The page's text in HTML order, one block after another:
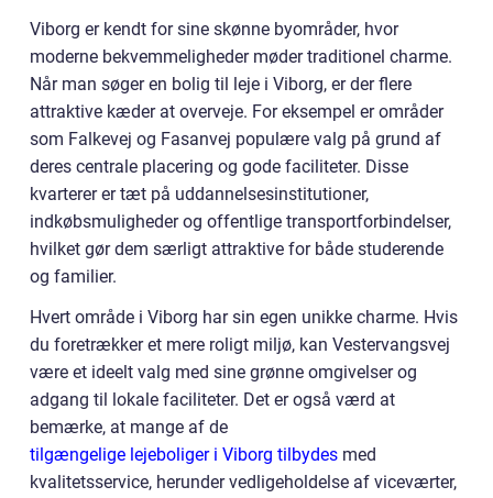
Viborg er kendt for sine skønne byområder, hvor
moderne bekvemmeligheder møder traditionel charme.
Når man søger en bolig til leje i Viborg, er der flere
attraktive kæder at overveje. For eksempel er områder
som Falkevej og Fasanvej populære valg på grund af
deres centrale placering og gode faciliteter. Disse
kvarterer er tæt på uddannelsesinstitutioner,
indkøbsmuligheder og offentlige transportforbindelser,
hvilket gør dem særligt attraktive for både studerende
og familier.
Hvert område i Viborg har sin egen unikke charme. Hvis
du foretrækker et mere roligt miljø, kan Vestervangsvej
være et ideelt valg med sine grønne omgivelser og
adgang til lokale faciliteter. Det er også værd at
bemærke, at mange af de
tilgængelige lejeboliger i Viborg tilbydes med
kvalitetsservice, herunder vedligeholdelse af viceværter,